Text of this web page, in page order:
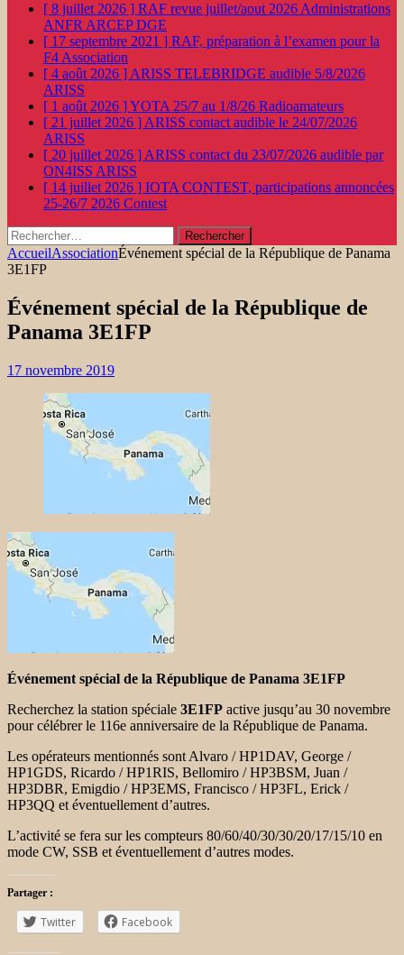
[ 8 juillet 2026 ] RAF revue juillet/aout 2026 Administrations
ANFR ARCEP DGE
[ 17 septembre 2021 ] RAF, préparation à l’examen pour la
F4 Association
[ 4 août 2026 ] ARISS TELEBRIDGE audible 5/8/2026
ARISS
[ 1 août 2026 ]YOTA 25/7 au 1/8/26 Radioamateurs
[ 21 juillet 2026 ] ARISS contact audible le 24/07/2026
ARISS
[ 20 juillet 2026 ] ARISS contact du 23/07/2026 audible par
ON4ISS ARISS
[ 14 juillet 2026 ] IOTA CONTEST, participations annoncées
25-26/7 2026 Contest
Rechercher :
AccueilAssociationÉvénement spécial de la République de Panama
3E1FP
Événement spécial de la République de
Panama 3E1FP
17 novembre 2019
Événement spécial de la République de Panama 3E1FP
Recherchez la station spéciale 3E1FP active jusqu’au 30 novembre
pour célébrer le 116e anniversaire de la République de Panama.
Les opérateurs mentionnés sont Alvaro / HP1DAV, George /
HP1GDS, Ricardo / HP1RIS, Bellomiro / HP3BSM, Juan /
HP3DBR, Emigdio / HP3EMS, Francisco / HP3FL, Erick /
HP3QQ et éventuellement d’autres.
L’activité se fera sur les compteurs 80/60/40/30/30/20/17/15/10 en
mode CW, SSB et éventuellement d’autres modes.
Partager :
Twitter Facebook